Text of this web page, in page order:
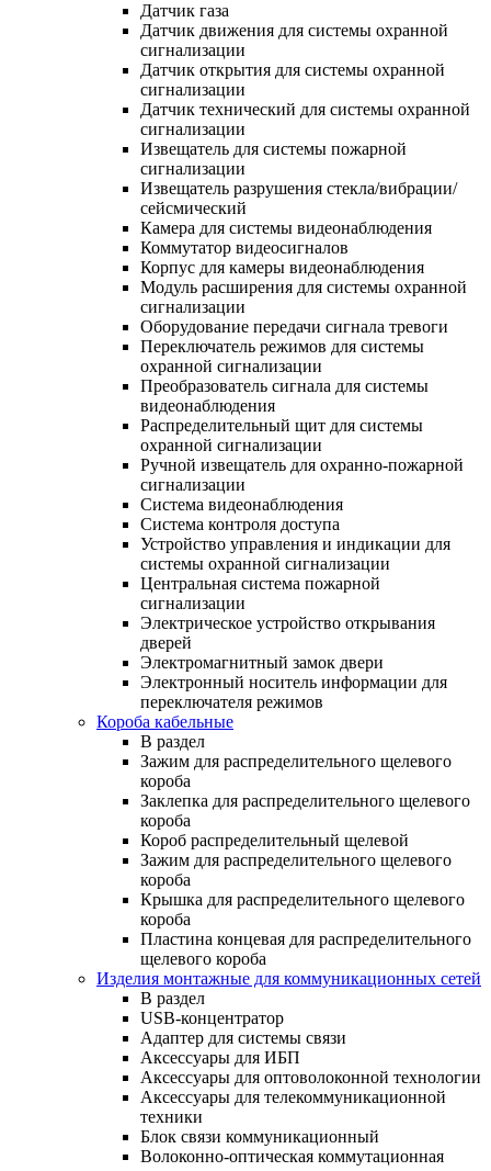
Датчик газа
Датчик движения для системы охранной
сигнализации
Датчик открытия для системы охранной
сигнализации
Датчик технический для системы охранной
сигнализации
Извещатель для системы пожарной
сигнализации
Извещатель разрушения стекла/вибрации/
сейсмический
Камера для системы видеонаблюдения
Коммутатор видеосигналов
Корпус для камеры видеонаблюдения
Модуль расширения для системы охранной
сигнализации
Оборудование передачи сигнала тревоги
Переключатель режимов для системы
охранной сигнализации
Преобразователь сигнала для системы
видеонаблюдения
Распределительный щит для системы
охранной сигнализации
Ручной извещатель для охранно-пожарной
сигнализации
Система видеонаблюдения
Система контроля доступа
Устройство управления и индикации для
системы охранной сигнализации
Центральная система пожарной
сигнализации
Электрическое устройство открывания
дверей
Электромагнитный замок двери
Электронный носитель информации для
переключателя режимов
Короба кабельные
В раздел
Зажим для распределительного щелевого
короба
Заклепка для распределительного щелевого
короба
Короб распределительный щелевой
Зажим для распределительного щелевого
короба
Крышка для распределительного щелевого
короба
Пластина концевая для распределительного
щелевого короба
Изделия монтажные для коммуникационных сетей
В раздел
USB-концентратор
Адаптер для системы связи
Аксессуары для ИБП
Аксессуары для оптоволоконной технологии
Аксессуары для телекоммуникационной
техники
Блок связи коммуникационный
Волоконно-оптическая коммутационная